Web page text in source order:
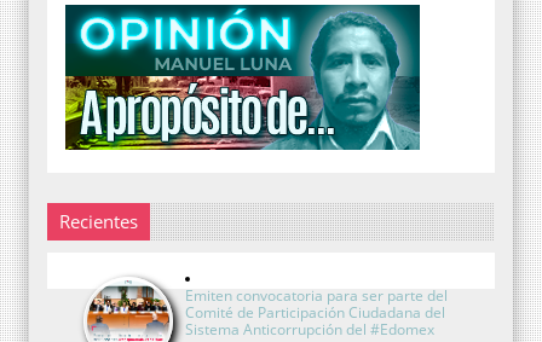
Recientes
Emiten convocatoria para ser parte del
Comité de Participación Ciudadana del
Sistema Anticorrupción del #Edomex